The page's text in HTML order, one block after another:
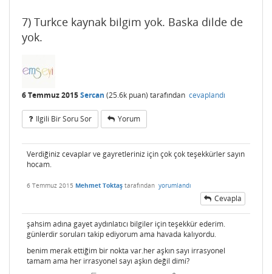
7) Turkce kaynak bilgim yok. Baska dilde de
yok.
6 Temmuz 2015Sercan (25.6k puan) tarafından cevaplandı
Ilgili Bir Soru Sor Yorum
Verdiğiniz cevaplar ve gayretleriniz için çok çok teşekkürler sayın
hocam.
6 Temmuz 2015 Mehmet Toktaş tarafından yorumlandı
Cevapla
şahsim adına gayet aydınlatıcı bilgiler için teşekkür ederim.
günlerdir soruları takip ediyorum ama havada kalıyordu.
benim merak ettiğim bir nokta var.her aşkın sayı irrasyonel
tamam ama her irrasyonel sayı aşkın değil dimi?